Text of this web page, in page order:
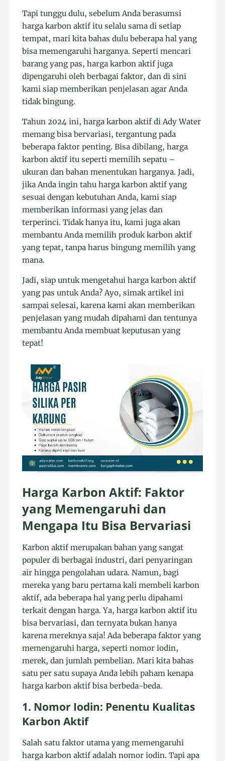
Tapi tunggu dulu, sebelum Anda berasumsi
harga karbon aktif itu selalu sama di setiap
tempat, mari kita bahas dulu beberapa hal yang
bisa memengaruhi harganya. Seperti mencari
barang yang pas, harga karbon aktif juga
dipengaruhi oleh berbagai faktor, dan di sini
kami siap memberikan penjelasan agar Anda
tidak bingung.
Tahun 2024 ini, harga karbon aktif di Ady Water
memang bisa bervariasi, tergantung pada
beberapa faktor penting. Bisa dibilang, harga
karbon aktif itu seperti memilih sepatu –
ukuran dan bahan menentukan harganya. Jadi,
jika Anda ingin tahu harga karbon aktif yang
sesuai dengan kebutuhan Anda, kami siap
memberikan informasi yang jelas dan
terperinci. Tidak hanya itu, kami juga akan
membantu Anda memilih produk karbon aktif
yang tepat, tanpa harus bingung memilih yang
mana.
Jadi, siap untuk mengetahui harga karbon aktif
yang pas untuk Anda? Ayo, simak artikel ini
sampai selesai, karena kami akan memberikan
penjelasan yang mudah dipahami dan tentunya
membantu Anda membuat keputusan yang
tepat!
Harga Karbon Aktif: Faktor
yang Memengaruhi dan
Mengapa Itu Bisa Bervariasi
Karbon aktif merupakan bahan yang sangat
populer di berbagai industri, dari penyaringan
air hingga pengolahan udara. Namun, bagi
mereka yang baru pertama kali membeli karbon
aktif, ada beberapa hal yang perlu dipahami
terkait dengan harga. Ya, harga karbon aktif itu
bisa bervariasi, dan ternyata bukan hanya
karena mereknya saja! Ada beberapa faktor yang
memengaruhi harga, seperti nomor iodin,
merek, dan jumlah pembelian. Mari kita bahas
satu per satu supaya Anda lebih paham kenapa
harga karbon aktif bisa berbeda-beda.
1. Nomor Iodin: Penentu Kualitas
Karbon Aktif
Salah satu faktor utama yang memengaruhi
harga karbon aktif adalah nomor iodin. Tapi apa